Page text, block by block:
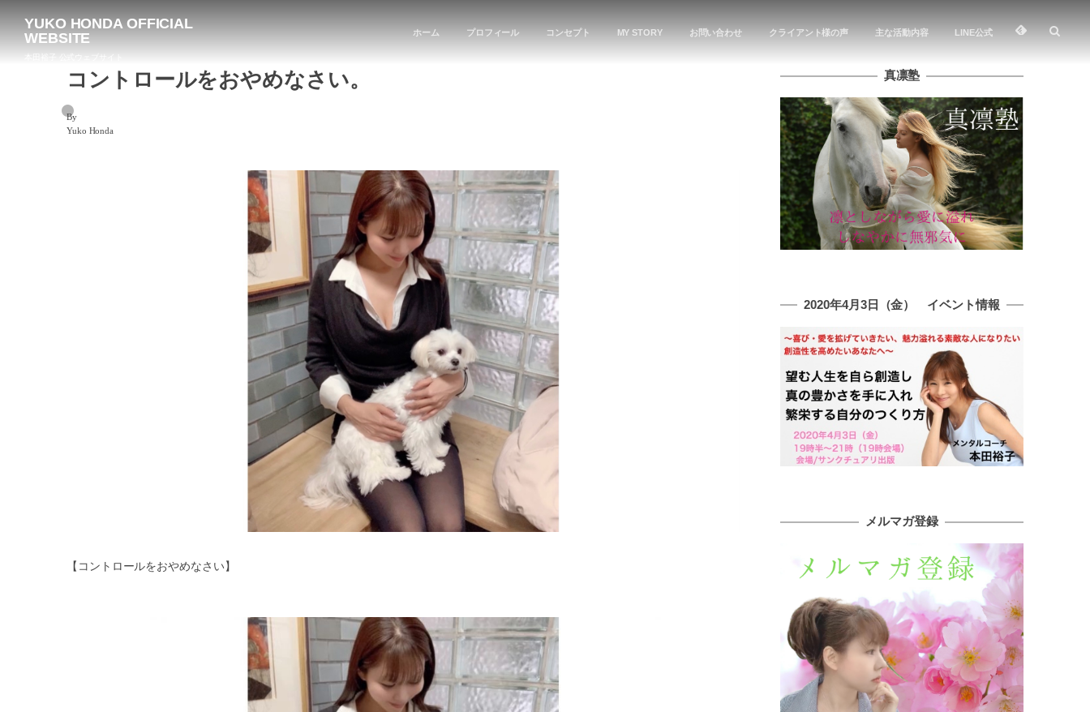
YUKO HONDA OFFICIAL
WEBSITE
ホーム プロフィール コンセプト MY STORY お問い合わせ クライアント様の声 主な活動内容 LINE公式
コントロールをおやめなさい。
By
Yuko Honda
【コントロールをおやめなさい】
真凛塾
2020年4月3日（金） イベント情報
メルマガ登録